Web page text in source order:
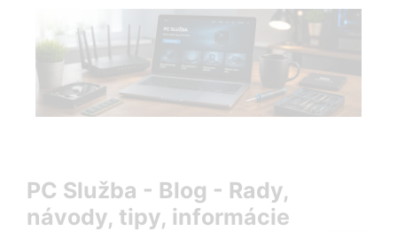
PC Služba - Blog - Rady,
návody, tipy, informácie